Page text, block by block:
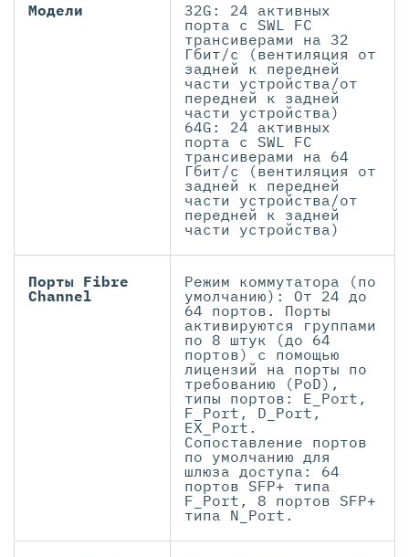
Модели
32G: 24 активных
порта с SWL FC
трансиверами на 32
Гбит/с (вентиляция от
задней к передней
части устройства/от
передней к задней
части устройства)
64G: 24 активных
порта с SWL FC
трансиверами на 64
Гбит/с (вентиляция от
задней к передней
части устройства/от
передней к задней
части устройства)
Порты Fibre
Channel
Режим коммутатора (по
умолчанию): От 24 до
64 портов. Порты
активируются группами
по 8 штук (до 64
портов) с помощью
лицензий на порты по
требованию (PoD),
типы портов: E_Port,
F_Port, D_Port,
EX_Port.
Сопоставление портов
по умолчанию для
шлюза доступа: 64
портов SFP+ типа
F_Port, 8 портов SFP+
типа N_Port.